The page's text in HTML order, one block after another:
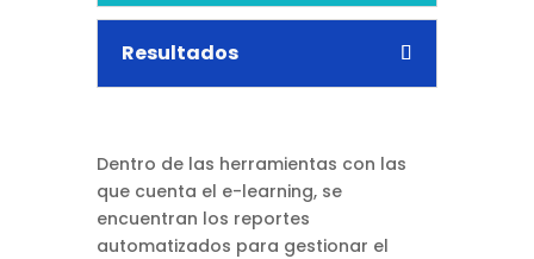
Resultados
Dentro de las herramientas con las
que cuenta el e-learning, se
encuentran los reportes
automatizados para gestionar el